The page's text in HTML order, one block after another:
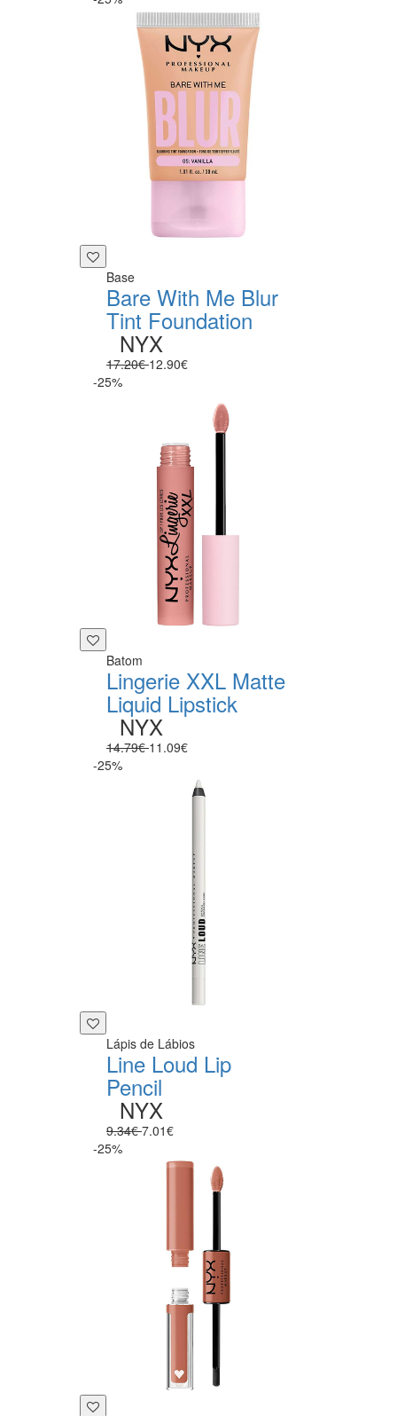
Base
Bare With Me Blur
Tint Foundation
NYX
17.20€12.90€
-25%
Batom
Lingerie XXL Matte
Liquid Lipstick
NYX
14.79€11.09€
-25%
Lápis de Lábios
Line Loud Lip
Pencil
NYX
9.34€7.01€
-25%